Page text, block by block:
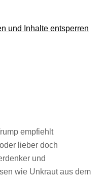
und Inhalte entsperren
empfiehlt
lieber doch
und
wie Unkraut aus dem